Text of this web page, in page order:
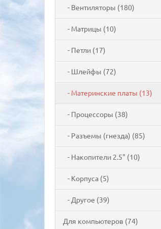
- Вентиляторы (180)
- Матрицы (10)
- Петли (17)
- Шлейфы (72)
- Материнские платы (13)
- Процессоры (38)
- Разъемы (гнезда) (85)
- Накопители 2.5" (10)
- Корпуса (5)
- Другое (39)
Для компьютеров (74)